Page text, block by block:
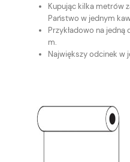
Kupując kilka metrów
Państwo w jednym
Przykładowo na jedną
m.
Największy odcinek w